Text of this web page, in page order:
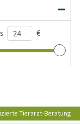
€
Tierarzt-Beratung